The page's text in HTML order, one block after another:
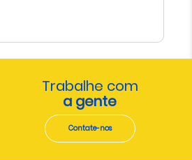
Trabalhe com
a gente
Contate-nos